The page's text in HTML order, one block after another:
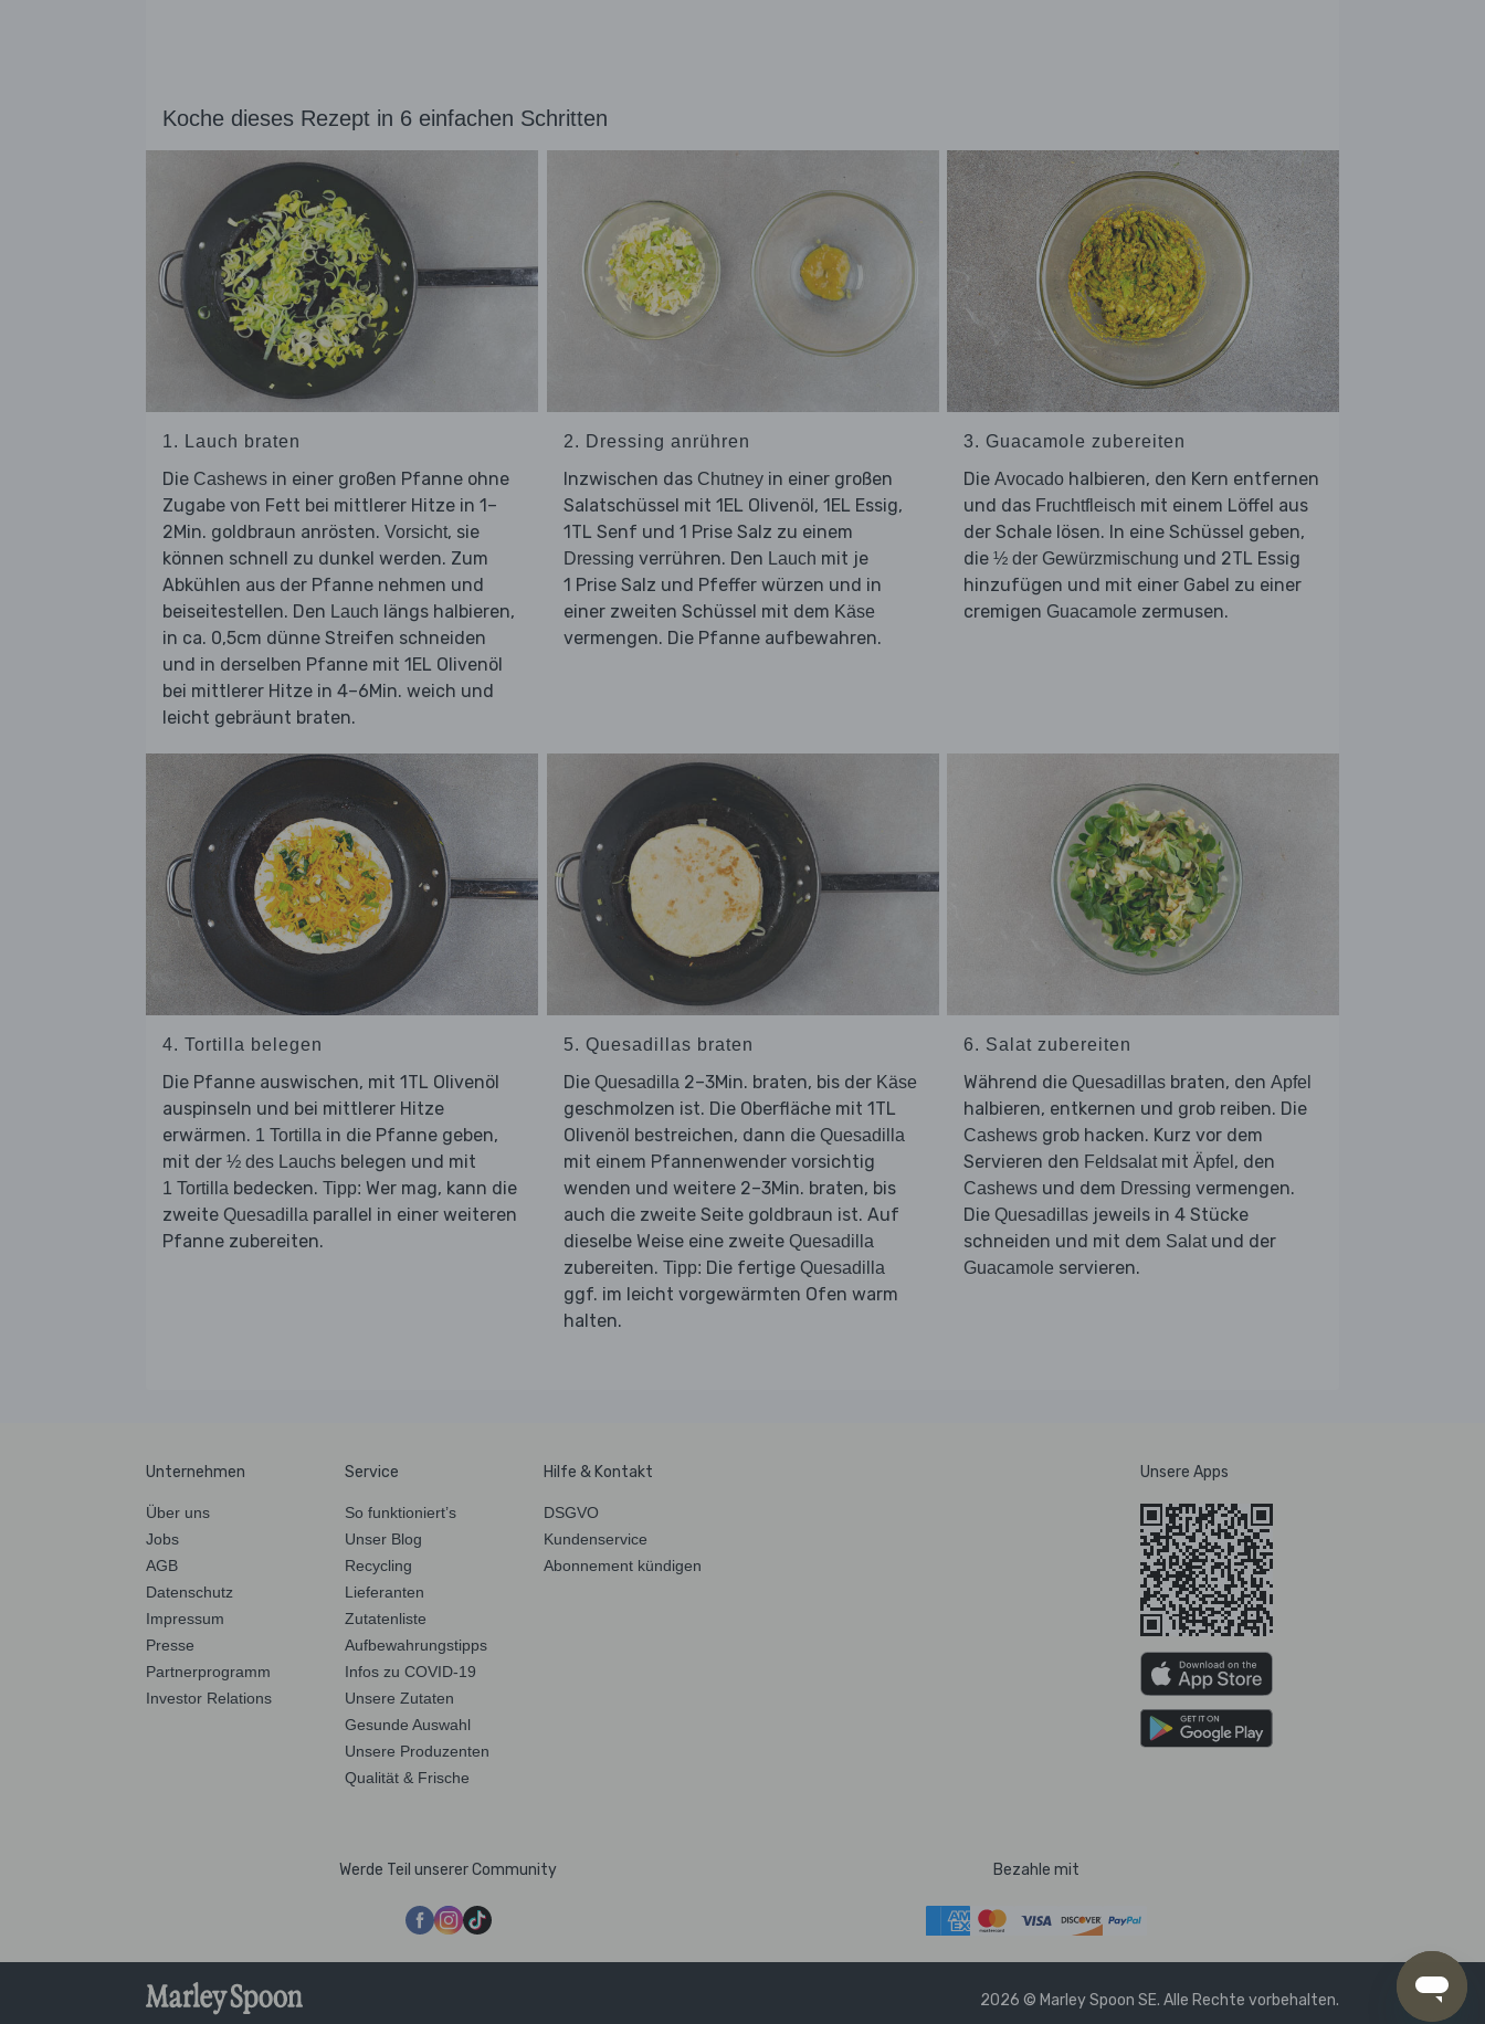
Koche dieses Rezept in 6 einfachen Schritten
1. Lauch braten
Die Cashews in einer großen Pfanne ohne
Zugabe von Fett bei mittlerer Hitze in 1–
2Min. goldbraun anrösten. Vorsicht, sie
können schnell zu dunkel werden. Zum
Abkühlen aus der Pfanne nehmen und
beiseitestellen. Den Lauch längs halbieren,
in ca. 0,5cm dünne Streifen schneiden
und in derselben Pfanne mit 1EL Olivenöl
bei mittlerer Hitze in 4–6Min. weich und
leicht gebräunt braten.
2. Dressing anrühren
Inzwischen das Chutneyin einer großen
Salatschüssel mit 1EL Olivenöl, 1EL Essig,
1TL Senf und 1 Prise Salz zu einem
Dressing verrühren. Den Lauch mit je
1 Prise Salz und Pfeffer würzen und in
einer zweiten Schüssel mit dem Käse
vermengen. Die Pfanne aufbewahren.
3. Guacamole zubereiten
Die Avocado halbieren, den Kern entfernen
und das Fruchtfleisch mit einem Löffel aus
der Schale lösen. In eine Schüssel geben,
die ½ der Gewürzmischung und 2TL Essig
hinzufügen und mit einer Gabel zu einer
cremigen Guacamole zermusen.
4. Tortilla belegen
Die Pfanne auswischen, mit 1TL Olivenöl
auspinseln und bei mittlerer Hitze
erwärmen. 1 Tortilla in die Pfanne geben,
mit der ½ des Lauchs belegen und mit
1 Tortilla bedecken. Tipp: Wer mag, kann die
zweite Quesadilla parallel in einer weiteren
Pfanne zubereiten.
5. Quesadillas braten
Die Quesadilla 2–3Min. braten, bis der Käse
geschmolzen ist. Die Oberfläche mit 1TL
Olivenöl bestreichen, dann die Quesadilla
mit einem Pfannenwender vorsichtig
wenden und weitere 2–3Min. braten, bis
auch die zweite Seite goldbraun ist. Auf
dieselbe Weise eine zweite Quesadilla
zubereiten. Tipp: Die fertige Quesadilla
ggf. im leicht vorgewärmten Ofen warm
halten.
6. Salat zubereiten
Während die Quesadillas braten, den Apfel
halbieren, entkernen und grob reiben. Die
Cashews grob hacken. Kurz vor dem
Servieren den Feldsalat mit Äpfel , den
Cashews und dem Dressing vermengen.
Die Quesadillas jeweils in 4 Stücke
schneiden und mit dem Salat und der
Guacamole servieren.
Unternehmen
Über uns
Jobs
AGB
Datenschutz
Impressum
Presse
Partnerprogramm
Investor Relations
Service
So funktioniert’s
Unser Blog
Recycling
Lieferanten
Zutatenliste
Aufbewahrungstipps
Infos zu COVID-19
Unsere Zutaten
Gesunde Auswahl
Unsere Produzenten
Qualität & Frische
Hilfe & Kontakt
DSGVO
Kundenservice
Abonnement kündigen
Unsere Apps
Werde Teil unserer Community Bezahle mit
2026 © Marley Spoon SE. Alle Rechte vorbehalten.